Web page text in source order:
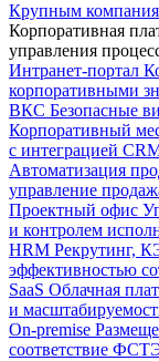
Крупным
Корпоративная
управления
Интранет-портал
корпоративными
ВКС Безопасные
Корпоративный
с интеграцией
Автоматизация
управление
Проектный офис
и контролем
HRM Рекрутинг,
эффективностью
SaaS Облачная
и
On-premise
соответствие